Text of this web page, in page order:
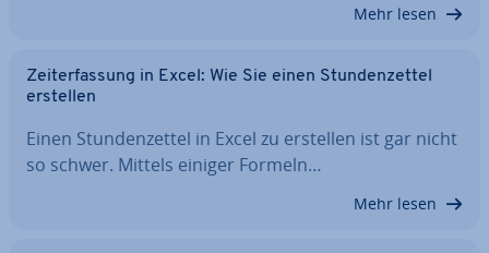
Mehr lesen
Zeit­er­fas­sung in Excel: Wie Sie einen Stun­den­zet­tel
erstellen
Einen Stun­den­zet­tel in Excel zu erstellen ist gar nicht
so schwer. Mittels einiger Formeln…
Mehr lesen